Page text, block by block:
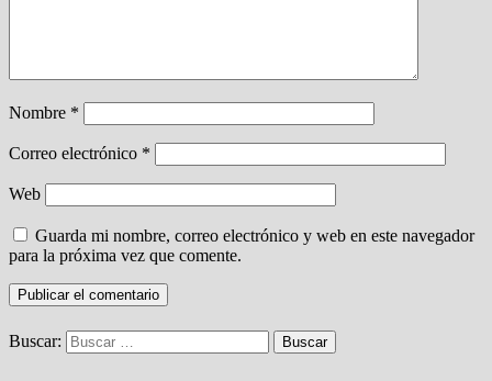
Nombre *
Correo electrónico *
Web
Guarda mi nombre, correo electrónico y web en este navegador
para la próxima vez que comente.
Buscar: